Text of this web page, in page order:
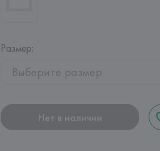
Размер:
Выберите размер
Нет в наличии